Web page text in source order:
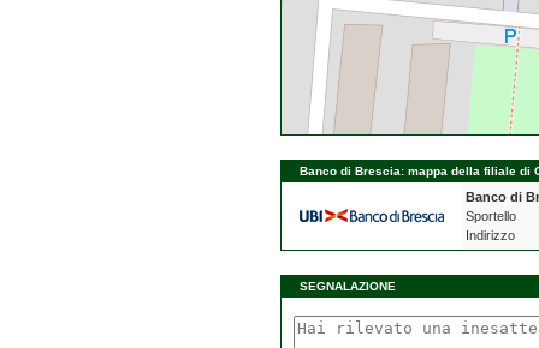
Banco di Brescia: mappa della filiale di
Banco di
Sportello
Indirizzo
SEGNALAZIONE